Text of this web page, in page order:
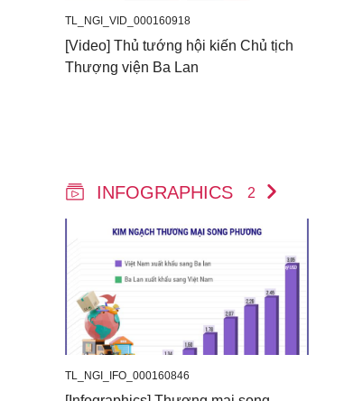
TL_NGI_VID_000160918
[Video] Thủ tướng hội kiến Chủ tịch
Thượng viện Ba Lan
INFOGRAPHICS 2
TL_NGI_IFO_000160846